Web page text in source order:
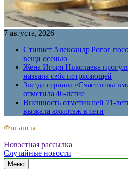
7 августа, 2026
Стилист Александр Рогов
вещи осенью
Жена Игоря Николаева
назвала себя потрясающей
Звезда сериала «Счастливы
отметила 46-летие
Внешность отметившей 71-
вызвала ажиотаж в сети
Финансы
Новостная рассылка
Случайные новости
Меню